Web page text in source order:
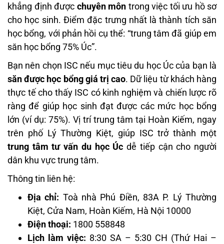
khẳng định được chuyên môn trong việc tối ưu hồ sơ
cho học sinh. Điểm đặc trưng nhất là thành tích săn
học bổng, với phản hồi cụ thể: “trung tâm đã giúp em
săn học bổng 75% Úc”.
Bạn nên chọn ISC nếu mục tiêu du học Úc của bạn là
săn được học bổng giá trị cao. Dữ liệu từ khách hàng
thực tế cho thấy ISC có kinh nghiệm và chiến lược rõ
ràng để giúp học sinh đạt được các mức học bổng
lớn (ví dụ: 75%). Vị trí trung tâm tại Hoàn Kiếm, ngay
trên phố Lý Thường Kiệt, giúp ISC trở thành một
trung tâm tư vấn du học Úc dễ tiếp cận cho người
dân khu vực trung tâm.
Thông tin liên hệ:
Địa chỉ: Toà nhà Phú Điền, 83A P. Lý Thường
Kiệt, Cửa Nam, Hoàn Kiếm, Hà Nội 10000
Điện thoại: 1800 558848
Lịch làm việc: 8:30 SA – 5:30 CH (Thứ Hai –